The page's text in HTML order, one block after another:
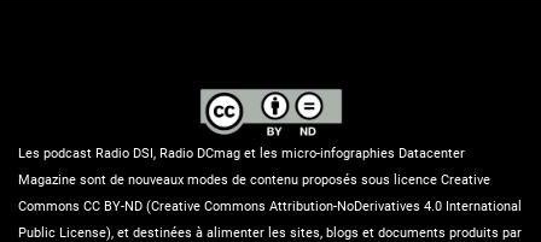
Les podcast Radio DSI, Radio DCmag et les micro-infographies Datacenter
Magazine sont de nouveaux modes de contenu proposés sous licence Creative
Commons CC BY-ND (Creative Commons Attribution-NoDerivatives 4.0 International
Public License), et destinées à alimenter les sites, blogs et documents produits par